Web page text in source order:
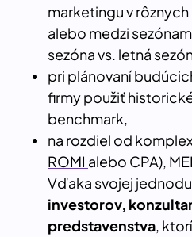
marketingu v
alebo medzi
sezóna vs. letná
pri plánovaní
firmy použiť
benchmark,
na rozdiel od
ROMI alebo CPA),
Vďaka svojej
investorov,
predstavenstva,